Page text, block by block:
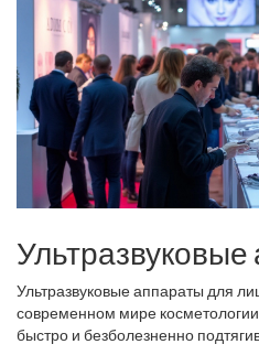
Ультразвуковые аппараты для
современном мире
быстро и безболезненно